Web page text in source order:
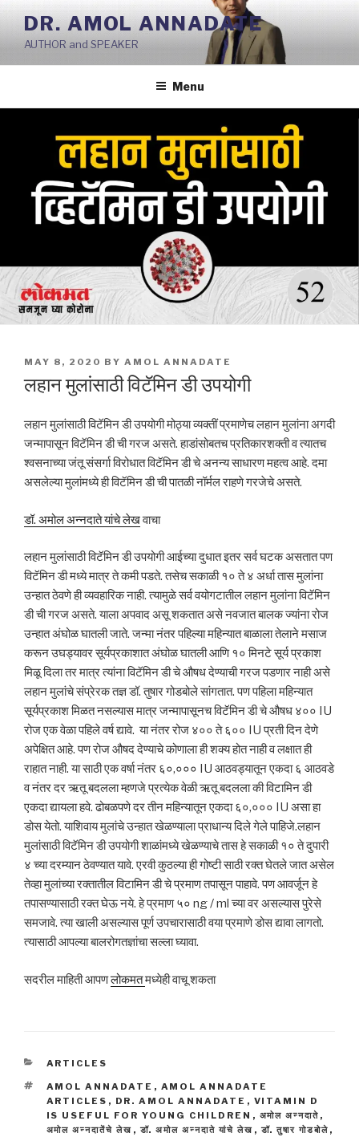
Skip
content
DR. AMOL ANNADATE
AUTHOR and SPEAKER
Menu
POSTED
MAY 8, 2020 BY AMOL ANNADATE
लहान मुलांसाठी विटॅमिन डी उपयोगी
लहान मुलांसाठी विटॅमिन डी उपयोगी मोठ्या व्यक्तीं प्रमाणेच लहान मुलांना अगदी
जन्मापासून विटॅमिन डी ची गरज असते. हाडांसोबतच प्रतिकारशक्ती व त्यातच
श्वसनाच्या जंतू संसर्गा विरोधात विटॅमिन डी चे अनन्य साधारण महत्व आहे. दमा
असलेल्या मुलांमध्ये ही विटॅमिन डी ची पातळी नॉर्मल राहणे गरजेचे असते.
डॉ. अमोल अन्नदाते यांचे लेखवाचा
लहान मुलांसाठी विटॅमिन डी उपयोगी आईच्या दुधात इतर सर्व घटक असतात पण
विटॅमिन डी मध्ये मात्र ते कमी पडते. तसेच सकाळी १० ते ४ अर्धा तास मुलांना
उन्हात ठेवणे ही व्यवहारिक नाही. त्यामुळे सर्व वयोगटातील लहान मुलांना विटॅमिन
डी ची गरज असते. याला अपवाद असू शकतात असे नवजात बालक ज्यांना रोज
उन्हात अंघोळ घातली जाते. जन्मा नंतर पहिल्या महिन्यात बाळाला तेलाने मसाज
करून उघड्यावर सूर्यप्रकाशात अंघोळ घातली आणि १० मिनटे सूर्य प्रकाश
मिळू दिला तर मात्र त्यांना विटॅमिन डी चे औषध देण्याची गरज पडणार नाही असे
लहान मुलांचे संप्रेरक तज्ञ डॉ. तुषार गोडबोले सांगतात. पण पहिला महिन्यात
सूर्यप्रकाश मिळत नसल्यास मात्र जन्मापासूनच विटॅमिन डी चे औषध ४०० IU
रोज एक वेळा पहिले वर्ष द्यावे. या नंतर रोज ४०० ते ६०० IU प्रती दिन देणे
अपेक्षित आहे. पण रोज औषद देण्याचे कोणाला ही शक्य होत नाही व लक्षात ही
राहात नाही. या साठी एक वर्षा नंतर ६०,००० IU आठवड्यातून एकदा ६ आठवडे
व नंतर दर ऋतू बदलला म्हणजे प्रत्येक वेळी ऋतू बदलला की विटामिन डी
एकदा द्यायला हवे. ढोबळपणे दर तीन महिन्यातून एकदा ६०,००० IU असा हा
डोस येतो. याशिवाय मुलांचे उन्हात खेळण्याला प्राधान्य दिले गेले पाहिजे.लहान
मुलांसाठी विटॅमिन डी उपयोगी शाळांमध्ये खेळण्याचे तास हे सकाळी १० ते दुपारी
४ च्या दरम्यान ठेवण्यात यावे. एरवी कुठल्या ही गोष्टी साठी रक्त घेतले जात असेल
तेव्हा मुलांच्या रक्तातील विटामिन डी चे प्रमाण तपासून पाहावे. पण आवर्जून हे
तपासण्यासाठी रक्त घेऊ नये. हे प्रमाण ५० ng / ml च्या वर असल्यास पुरेसे
समजावे. त्या खाली असल्यास पूर्ण उपचारासाठी वया प्रमाणे डोस द्यावा लागतो.
त्यासाठी आपल्या बालरोगतज्ञांचा सल्ला घ्यावा.
सदरील माहिती आपणलोकमतमध्येही वाचू शकता
CATEGORIES
ARTICLES
TAGS
AMOL ANNADATE , AMOL ANNADATE
ARTICLES , DR. AMOL ANNADATE , VITAMIN D
IS USEFUL FOR YOUNG CHILDREN , अमोल अन्नदाते ,
अमोल अन्नदातेंचे लेख , डॉ. अमोल अन्नदाते यांचे लेख , डॉ. तुषार गोडबोले ,